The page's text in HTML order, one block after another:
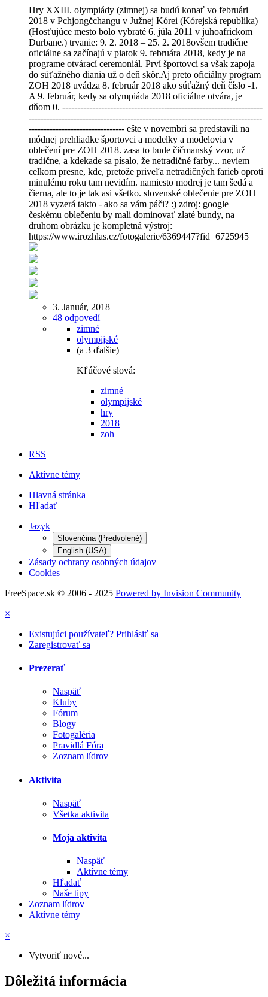
Hry XXIII. olympiády (zimnej) sa budú konať vo februári
2018 v Pchjongčchangu v Južnej Kórei (Kórejská republika)
(Hosťujúce mesto bolo vybraté 6. júla 2011 v juhoafrickom
Durbane.) trvanie: 9. 2. 2018 – 25. 2. 2018ovšem tradične
oficiálne sa začínajú v piatok 9. februára 2018, kedy je na
programe otvárací ceremoniál. Prví športovci sa však zapoja
do súťažného diania už o deň skôr.Aj preto oficiálny program
ZOH 2018 uvádza 8. február 2018 ako súťažný deň číslo -1.
A 9. február, kedy sa olympiáda 2018 oficiálne otvára, je
dňom 0. -------------------------------------------------------------------
------------------------------------------------------------------------------
-------------------------------- ešte v novembri sa predstavili na
módnej prehliadke športovci a modelky a modelovia v
oblečení pre ZOH 2018. zasa to bude čičmanský vzor, už
tradične, a kdekade sa písalo, že netradičné farby... neviem
celkom presne, kde, pretože priveľa netradičných farieb oproti
minulému roku tam nevidím. namiesto modrej je tam šedá a
čierna, ale to je tak asi všetko. slovenské oblečenie pre ZOH
2018 vyzerá takto - ako sa vám páči? :) zdroj: google
českému oblečeniu by mali dominovať zlaté bundy, na
druhom obrázku je kompletná výstroj:
https://www.irozhlas.cz/fotogalerie/6369447?fid=6725945
3. Január, 2018
48 odpovedí
zimné
olympijské
(a 3 ďalšie)
Kľúčové slová:
zimné
olympijské
hry
2018
zoh
RSS
Aktívne témy
Hlavná stránka
Hľadať
Jazyk
Slovenčina (Predvolené)
English (USA)
Zásady ochrany osobných údajov
Cookies
FreeSpace.sk © 2006 - 2025 Powered by Invision Community
×
Existujúci používateľ? Prihlásiť sa
Zaregistrovať sa
Prezerať
Naspäť
Kluby
Fórum
Blogy
Fotogaléria
Pravidlá Fóra
Zoznam lídrov
Aktivita
Naspäť
Všetka aktivita
Moja aktivita
Naspäť
Aktívne témy
Hľadať
Naše tipy
Zoznam lídrov
Aktívne témy
×
Vytvoriť nové...
Dôležitá informácia